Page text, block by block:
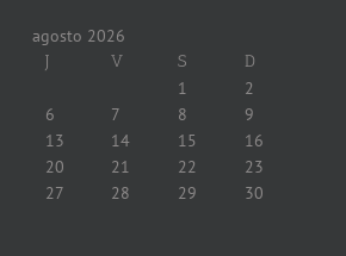
agosto 2026
J V S D
1
2
6 7 8
9
13 14 15
16
20 21 22
23
27 28 29
30